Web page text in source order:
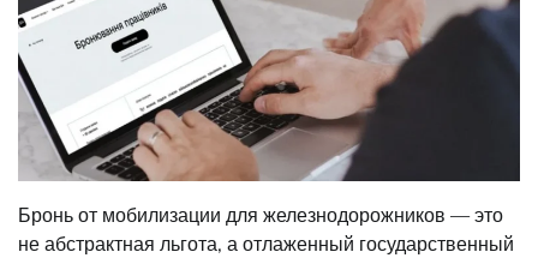
Бронь от мобилизации для железнодорожников — это
не абстрактная льгота, а отлаженный государственный